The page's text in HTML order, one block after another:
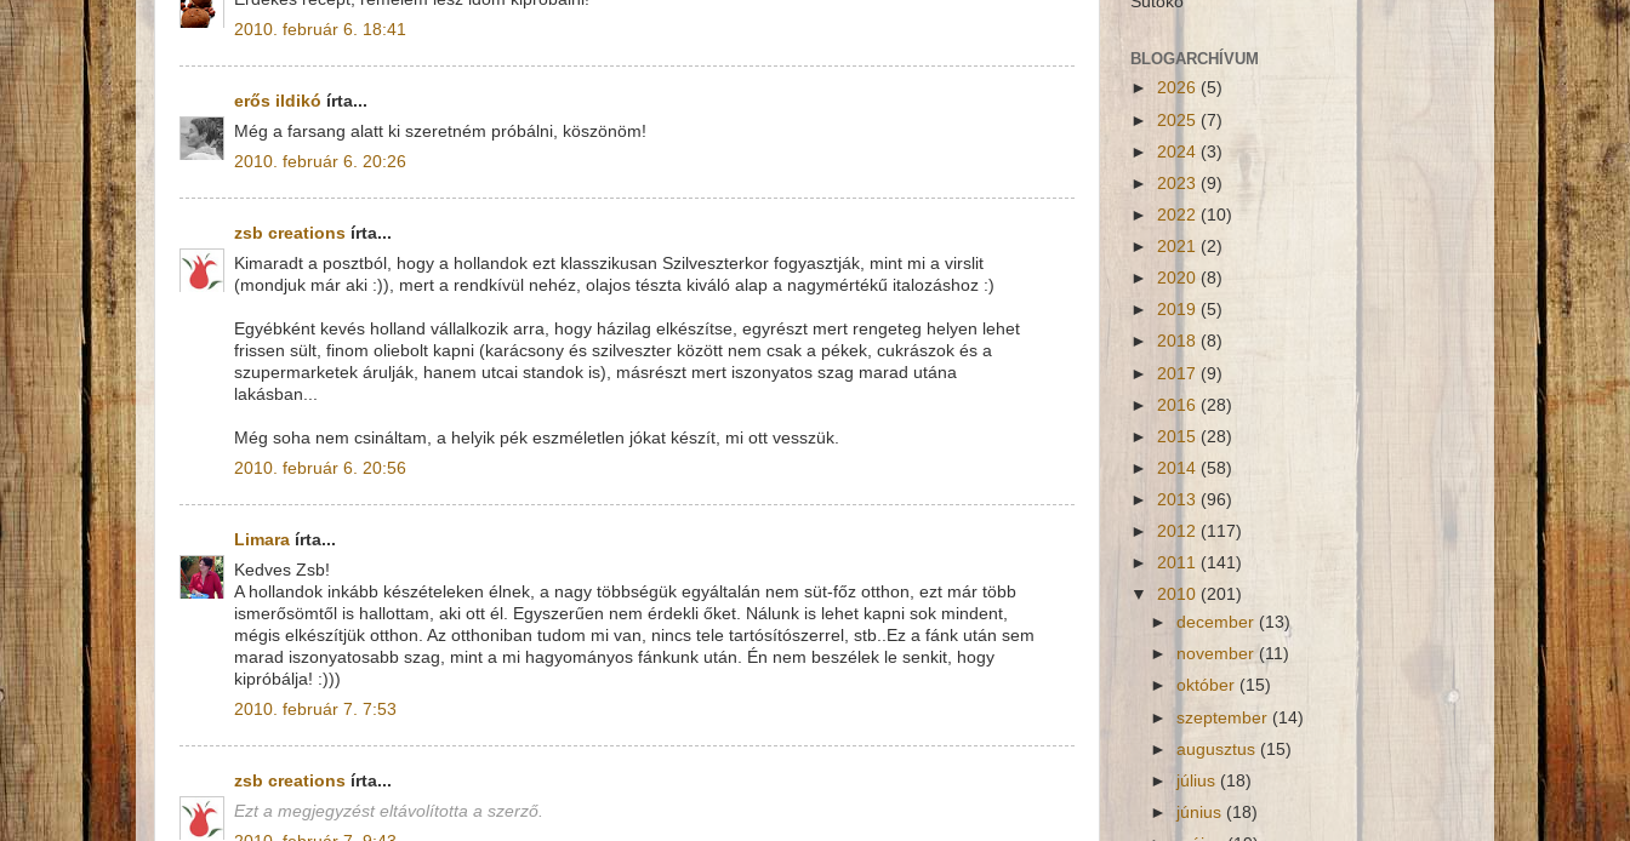
2010. február 6. 18:41
erős ildikó írta...
Még a farsang alatt ki szeretném próbálni, köszönöm!
2010. február 6. 20:26
zsb creations írta...
Kimaradt a posztból, hogy a hollandok ezt klasszikusan Szilveszterkor fogyasztják, mint mi a virslit
(mondjuk már aki :)), mert a rendkívül nehéz, olajos tészta kiváló alap a nagymértékű italozáshoz :)
Egyébként kevés holland vállalkozik arra, hogy házilag elkészítse, egyrészt mert rengeteg helyen lehet
frissen sült, finom oliebolt kapni (karácsony és szilveszter között nem csak a pékek, cukrászok és a
szupermarketek árulják, hanem utcai standok is), másrészt mert iszonyatos szag marad utána
lakásban...
Még soha nem csináltam, a helyik pék eszméletlen jókat készít, mi ott vesszük.
2010. február 6. 20:56
Limara írta...
Kedves Zsb!
A hollandok inkább készételeken élnek, a nagy többségük egyáltalán nem süt-főz otthon, ezt már több
ismerősömtől is hallottam, aki ott él. Egyszerűen nem érdekli őket. Nálunk is lehet kapni sok mindent,
mégis elkészítjük otthon. Az otthoniban tudom mi van, nincs tele tartósítószerrel, stb..Ez a fánk után sem
marad iszonyatosabb szag, mint a mi hagyományos fánkunk után. Én nem beszélek le senkit, hogy
kipróbálja! :)))
2010. február 7. 7:53
zsb creations írta...
Ezt a megjegyzést eltávolította a szerző.
BLOGARCHÍVUM
► 2026 (5)
► 2025 (7)
► 2024 (3)
► 2023 (9)
► 2022 (10)
► 2021 (2)
► 2020 (8)
► 2019 (5)
► 2018 (8)
► 2017 (9)
► 2016 (28)
► 2015 (28)
► 2014 (58)
► 2013 (96)
► 2012 (117)
► 2011 (141)
▼ 2010 (201)
►december (13)
► november (11)
►október (15)
►szeptember (14)
►augusztus (15)
► július (18)
► június (18)